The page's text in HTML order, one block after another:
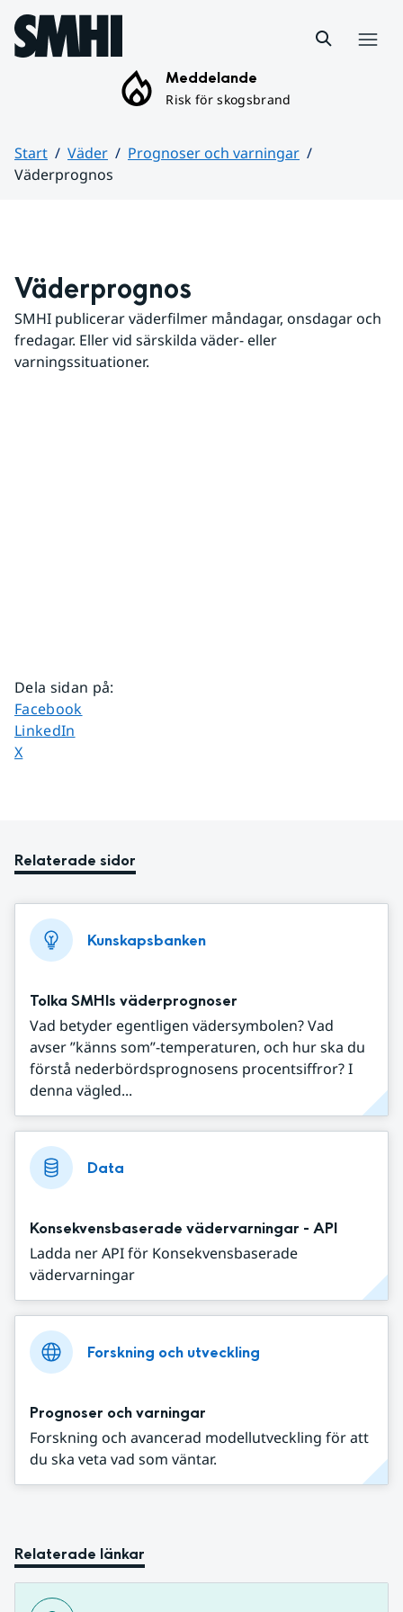
Hoppa till sidans innehåll
Meddelande
Risk för skogsbrand
Start Väder
Prognoser och varningar
Väderprognos
Väderprognos
SMHI publicerar väderfilmer måndagar, onsdagar och
fredagar. Eller vid särskilda väder- eller
varningssituationer.
Dela sidan på:
Dela sidan på
Facebook
Dela sidan på
LinkedIn
Dela sidan på
X
Relaterade sidor
Kunskapsbanken
Tolka SMHIs väderprognoser
Vad betyder egentligen vädersymbolen? Vad
avser ”känns som”-temperaturen, och hur ska du
förstå nederbördsprognosens procentsiffror? I
denna vägled...
Data
Konsekvensbaserade vädervarningar - API
Ladda ner API för Konsekvensbaserade
vädervarningar
Forskning och utveckling
Prognoser och varningar
Forskning och avancerad modellutveckling för att
du ska veta vad som väntar.
Relaterade länkar